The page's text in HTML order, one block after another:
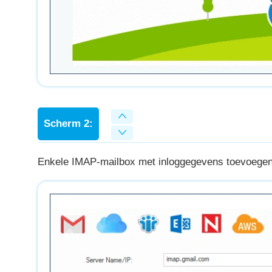
Scherm 2:
Enkele IMAP-mailbox met inloggegevens